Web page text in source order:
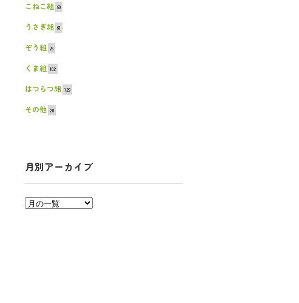
こねこ組 60
うさぎ組 61
ぞう組 76
くま組 102
はつらつ組 129
その他 20
月別アーカイブ